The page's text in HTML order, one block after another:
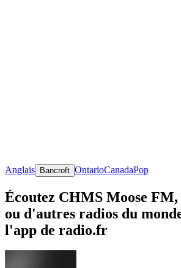
Anglais Bancroft OntarioCanadaPop
Écoutez CHMS Moose
ou d'autres radios du
l'app de radio.fr